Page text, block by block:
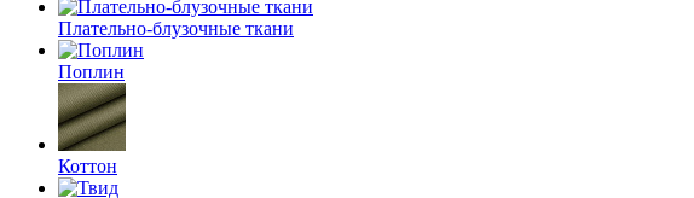
Плательно-блузочные ткани
Поплин
Коттон